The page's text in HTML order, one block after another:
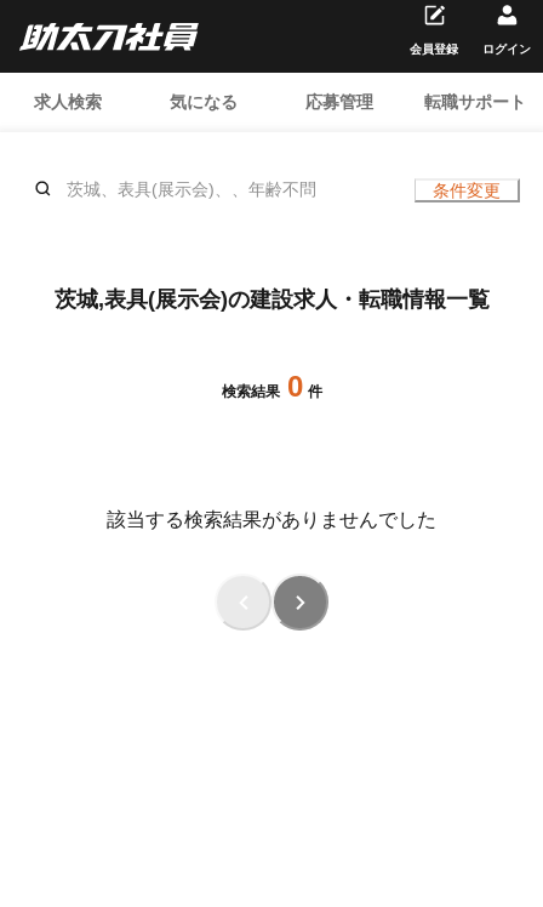
求人検索 気になる 応募管理 転職サポート
会員登録 ログイン
茨城、表具(展示会)、、年齢不問 条件変更
茨城,表具(展示会)の建設求人・転職情報一覧
検索結果 0 件
該当する検索結果がありませんでした